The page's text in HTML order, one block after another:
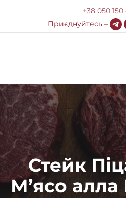
+38 050
Приєднуйтесь –
Меню
Про
Доставка та
HoReCa
Блог
Контакти
Стейк
М’ясо алла